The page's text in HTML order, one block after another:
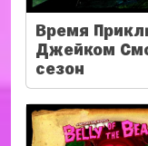
Время
Джейком
сезон